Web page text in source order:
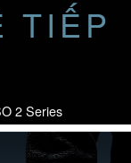
TIẾP
2 Series